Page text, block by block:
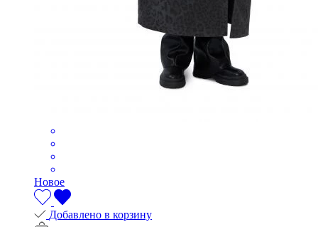
Новое
Добавлено в корзину